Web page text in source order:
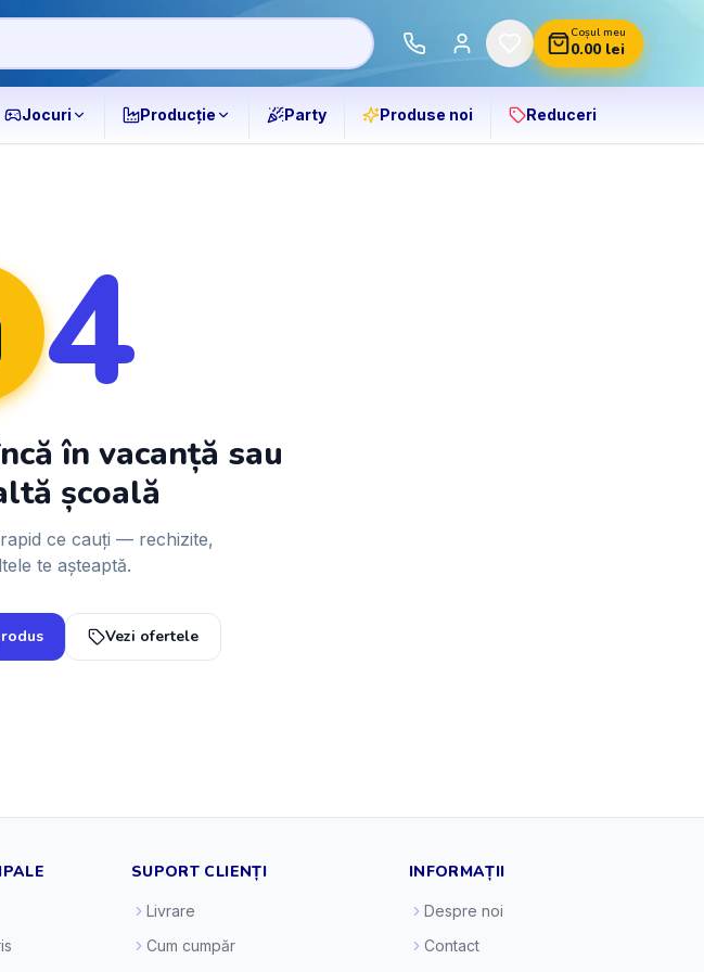
Coșul meu
0.00lei
Jocuri Producție Party Produse noi Reduceri
4
în vacanță sau
școală
ce cauți — rechizite,
te așteaptă.
Vezi ofertele
SUPORT CLIENȚI
Livrare
Cum cumpăr
INFORMAȚII
Despre noi
Contact